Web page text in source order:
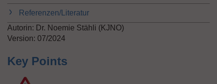
Referenzen/Literatur
Autorin: Dr. Noemie Stähli (KJNO)
Version: 07/2024
Key Points